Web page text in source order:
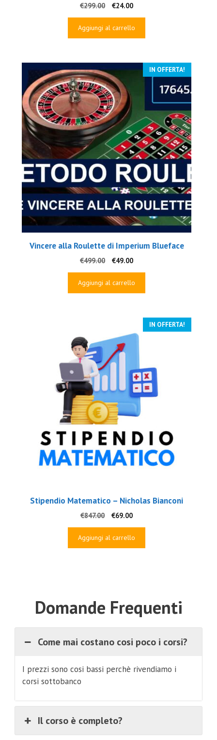
€299.00
Il
prezzo
originale
€24.00Il
prezzo
attuale
Aggiungi al carrello
IN OFFERTA!
Vincere alla Roulette di Imperium Blueface
€499.00
Il
prezzo
originale
€49.00Il
prezzo
attuale
Aggiungi al carrello
IN OFFERTA!
Stipendio Matematico – Nicholas Bianconi
€847.00
Il
prezzo
originale
€69.00Il
prezzo
attuale
Aggiungi al carrello
Domande Frequenti
Come mai costano cosi poco i corsi?
I prezzi sono cosi bassi perchè rivendiamo i
corsi sottobanco
Il corso è completo?